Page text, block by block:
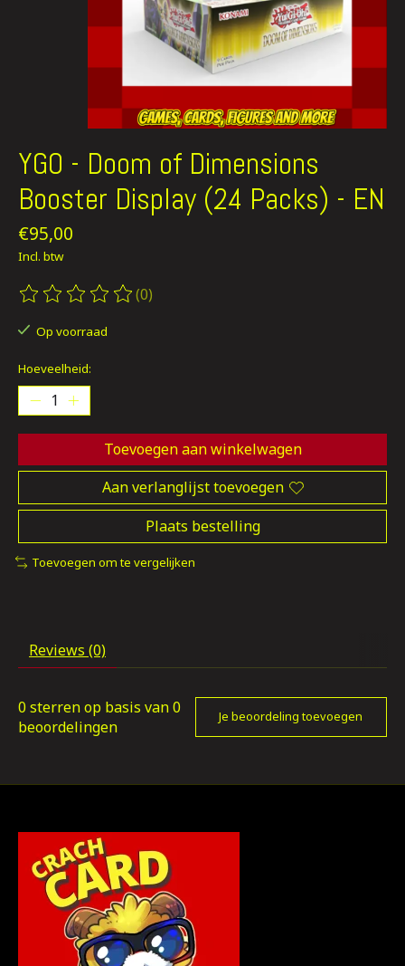
YGO - Doom of Dimensions
Booster Display (24 Packs) - EN
€95,00
Incl. btw
De beoordeling van dit product is
(0)
Op voorraad
Hoeveelheid:
Toevoegen aan winkelwagen
Aan verlanglijst toevoegen
Plaats bestelling
Toevoegen om te vergelijken
Reviews (0)
0 sterren op basis van0
beoordelingen
Je beoordeling toevoegen